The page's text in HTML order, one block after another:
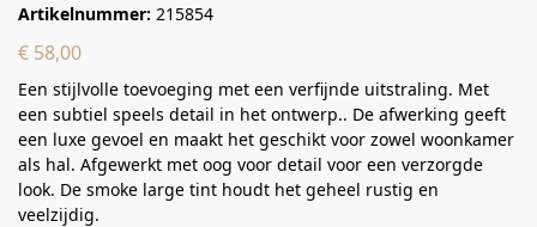
Artikelnummer: 215854
€ 58,00
Een stijlvolle toevoeging met een verfijnde uitstraling. Met
een subtiel speels detail in het ontwerp.. De afwerking geeft
een luxe gevoel en maakt het geschikt voor zowel woonkamer
als hal. Afgewerkt met oog voor detail voor een verzorgde
look. De smoke large tint houdt het geheel rustig en
veelzijdig.